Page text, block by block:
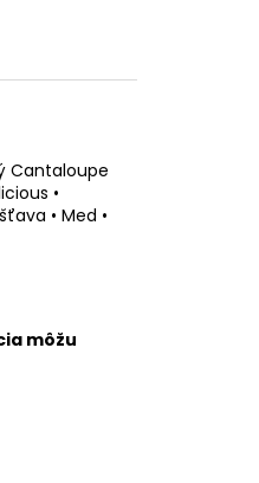
Cantaloupe
•
• Med •
môžu